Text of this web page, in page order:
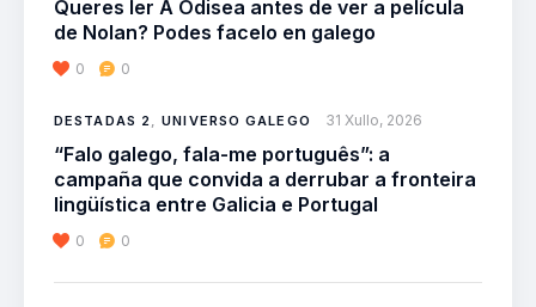
Queres ler A Odisea antes de ver a película
de Nolan? Podes facelo en galego
0 0
DESTADAS 2,UNIVERSO GALEGO 31 Xullo, 2026
“Falo galego, fala-me português”: a
campaña que convida a derrubar a fronteira
lingüística entre Galicia e Portugal
0 0